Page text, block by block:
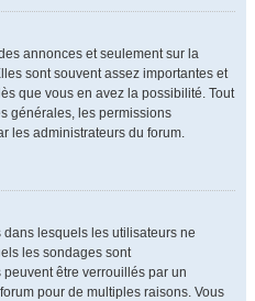
annonces et seulement sur la
sont souvent assez importantes et
que vous en avez la possibilité. Tout
générales, les permissions
les administrateurs du forum.
lesquels les utilisateurs ne
les sondages sont
être verrouillés par un
pour de multiples raisons. Vous